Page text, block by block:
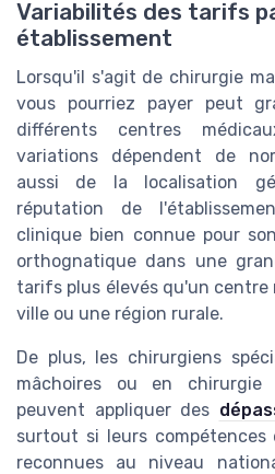
Variabilités des tarifs
établissement
Lorsqu'il s'agit de chirurgie
vous pourriez payer peut
différents centres
variations dépendent de
aussi de la localisation
réputation de
clinique bien connue pour
orthognatique dans une
tarifs plus élevés qu'un
ville ou une région rurale.
De plus, les chirurgiens
mâchoires ou en
peuvent appliquer des
surtout si leurs
reconnues au niveau